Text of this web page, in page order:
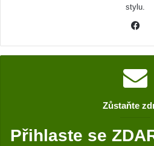
stylu.
c
e
b
Zůstaňte
Přihlaste se